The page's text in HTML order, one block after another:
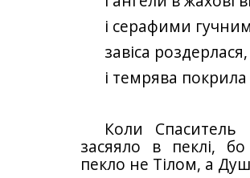
і серафими
завіса роздерлася,
і темрява
Коли Спаситель
засяяло в пеклі,
пекло не Тілом, а